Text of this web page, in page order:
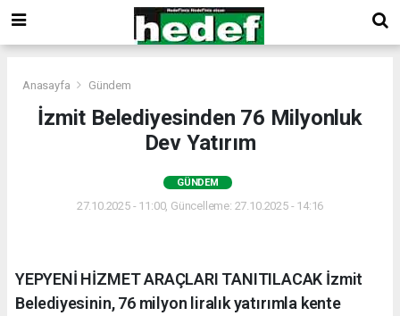
Anasayfa Gündem
İzmit Belediyesinden 76 Milyonluk
Dev Yatırım
GÜNDEM
27.10.2025 - 11:00, Güncelleme: 27.10.2025 - 14:16
YEPYENİ HİZMET ARAÇLARI TANITILACAK İzmit
Belediyesinin, 76 milyon liralık yatırımla kente